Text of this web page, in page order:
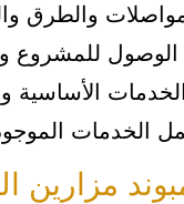
والطرق
للمشروع
الأساسية
الخدمات